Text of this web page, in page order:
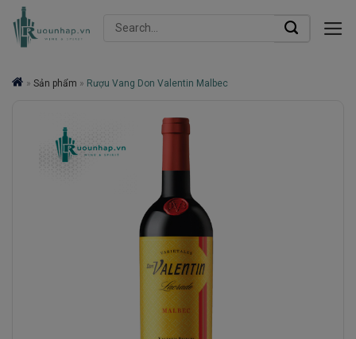
Skip
Search
» Sản phẩm » Rượu Vang Don Valentin Malbec